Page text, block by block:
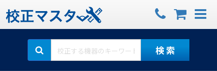
検 索